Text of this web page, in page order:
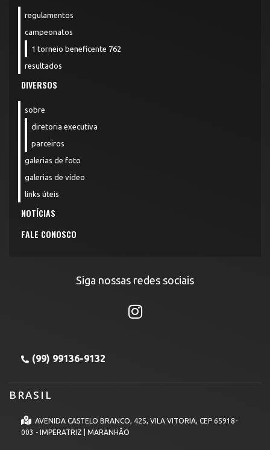
regulamentos
campeonatos
1 torneio beneficente 762
resultados
DIVERSOS
sobre
diretoria executiva
parceiros
galerias de foto
galerias de vídeo
links úteis
NOTÍCIAS
FALE CONOSCO
Siga nossas redes sociais
(99) 99136-9132
BRASIL
AVENIDA CASTELO BRANCO, 425, VILA VITORIA, CEP 65918-
003 - IMPERATRIZ | MARANHÃO